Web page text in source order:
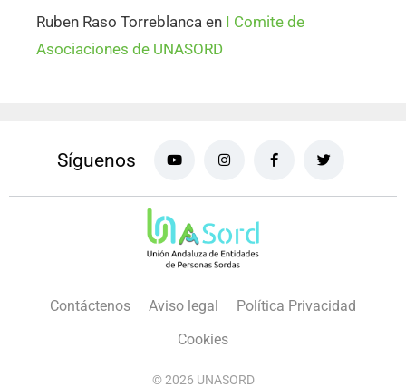
Ruben Raso Torreblanca en I Comite de
Asociaciones de UNASORD
Síguenos
Contáctenos Aviso legal
Política Privacidad
Cookies
© 2026 UNASORD